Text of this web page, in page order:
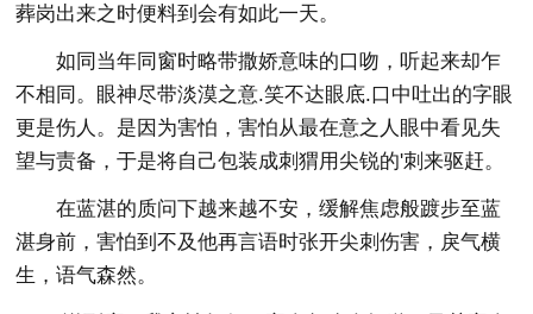
葬岗出来之时便料到会有如此一天。
如同当年同窗时略带撒娇意味的口吻，听起来却乍
不相同。眼神尽带淡漠之意.笑不达眼底.口中吐出的字眼
更是伤人。是因为害怕，害怕从最在意之人眼中看见失
望与责备，于是将自己包装成刺猬用尖锐的'刺来驱赶。
在蓝湛的质问下越来越不安，缓解焦虑般踱步至蓝
湛身前，害怕到不及他再言语时张开尖刺伤害，戾气横
生，语气森然。